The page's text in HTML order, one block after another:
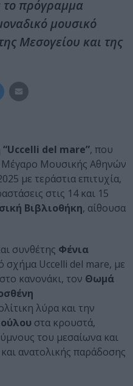
το πρόγραμμα
μουσικό
Μεσογείου και της
“Uccelli del mare”, που
Μέγαρο Μουσικής Αθηνών
με τεράστια επιτυχία,
στις 14 και 15
Βιβλιοθήκη, αίθουσα
συνθέτης Φένια
σχήμα Uccelli del mare, με
στο κανονάκι, τον Θωμά
λύρα και την
στα κρουστά,
του μεσαίωνα και
ανατολικής παράδοσης